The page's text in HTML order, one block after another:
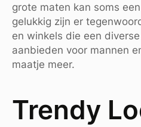
grote maten kan soms
gelukkig zijn er
en winkels die een
aanbieden voor mannen
maatje meer.
Trendy